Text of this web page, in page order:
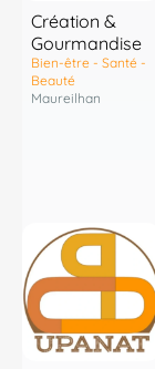
Création &
Gourmandise
Bien-être - Santé -
Beauté
Maureilhan